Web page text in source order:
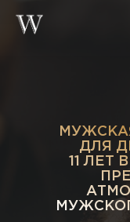
ДЛЯ
11 ЛЕТ